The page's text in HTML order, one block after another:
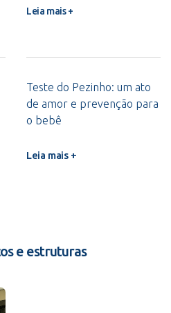
Leia mais +
Teste do Pezinho: um ato
de amor e prevenção para
o bebê
Leia mais +
e estruturas